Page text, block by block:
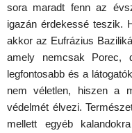
sora maradt fenn az
igazán érdekessé teszik.
akkor az Eufrázius
amely nemcsak Porec,
legfontosabb és a
nem véletlen, hiszen a
védelmét élvezi.
mellett egyéb